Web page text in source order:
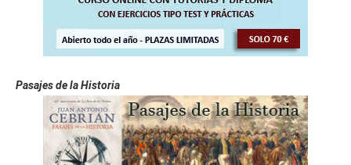
Pasajes de la Historia